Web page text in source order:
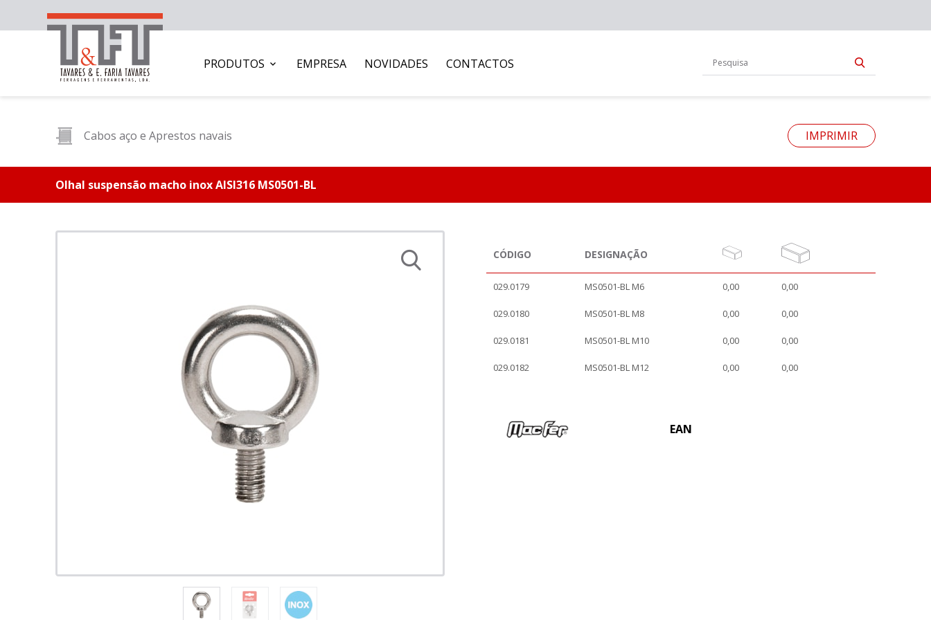
PRODUTOS EMPRESA NOVIDADES CONTACTOS
Cabos aço e Aprestos navais IMPRIMIR
Olhal suspensão macho inox AISI316 MS0501-BL
CÓDIGO DESIGNAÇÃO
029.0179 MS0501-BL M6 0,00 0,00
029.0180 MS0501-BL M8 0,00 0,00
029.0181 MS0501-BL M10 0,00 0,00
029.0182 MS0501-BL M12 0,00 0,00
EAN